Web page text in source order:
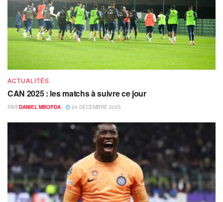
ACTUALITÉS
CAN 2025 : les matchs à suivre ce jour
PAR DANIEL MBOPDA 24 DÉCEMBRE 2025